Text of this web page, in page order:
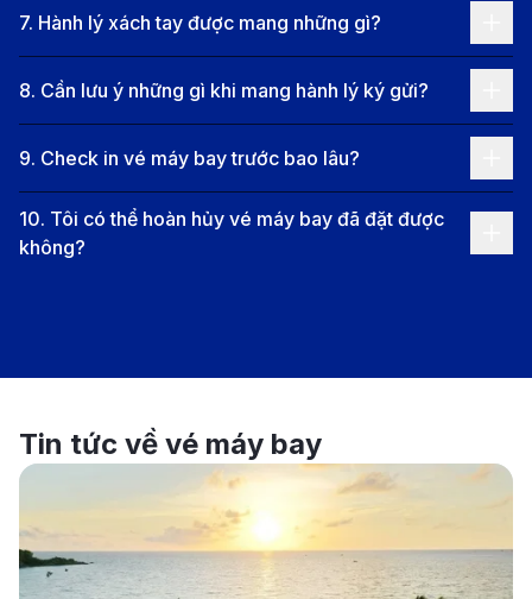
Thời gian bay trung bình:
Từ 3,5 đến 5 giờ, tùy
Hình thức bay: Chủ yếu là các chuyến bay có quá
cảnh tại Bangkok, TP.HCM hoặc Kuala Lumpur.
Các hãng hàng không khai thác vé
máy bay từ Phuket đi Hà Nội
7. Hành lý xách tay được mang những gì?
8. Cần lưu ý những gì khi mang hành lý ký gửi?
9. Check in vé máy bay trước bao lâu?
10. Tôi có thể hoàn hủy vé máy bay đã đặt được
không?
Tin tức về vé máy bay